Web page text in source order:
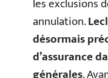
annulation.
désormais
d’assurance